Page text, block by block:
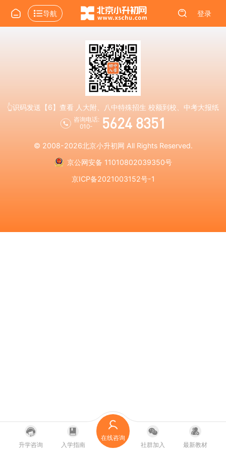
导航 登录
👆识码发送【6】查看 人大附、八中特殊招生 校额到校、中考大报纸
咨询电话:
010-
5624 8351
© 2008-2026北京小升初网 All Rights Reserved.
京公网安备 11010802039350号
京ICP备2021003152号-1
升学咨询 入学指南
在线咨询
社群加入
最新教材